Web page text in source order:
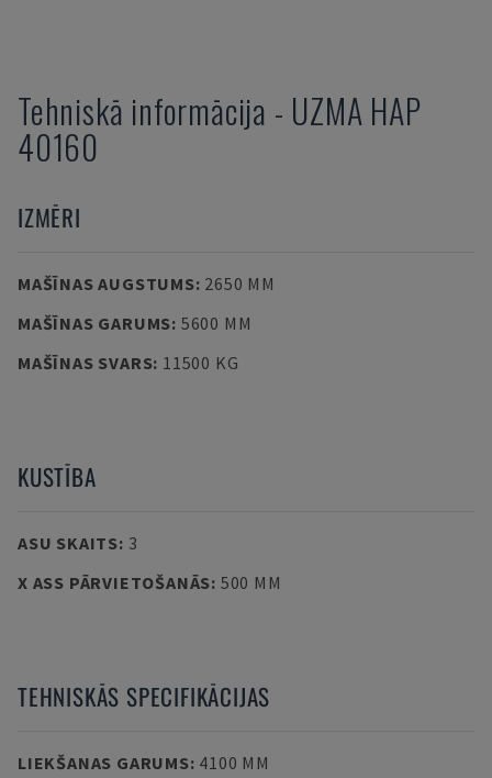
Tehniskā informācija - UZMA HAP
40160
IZMĒRI
MAŠĪNAS AUGSTUMS: 2650 MM
MAŠĪNAS GARUMS: 5600 MM
MAŠĪNAS SVARS: 11500 KG
KUSTĪBA
ASU SKAITS: 3
X ASS PĀRVIETOŠANĀS: 500 MM
TEHNISKĀS SPECIFIKĀCIJAS
LIEKŠANAS GARUMS: 4100 MM